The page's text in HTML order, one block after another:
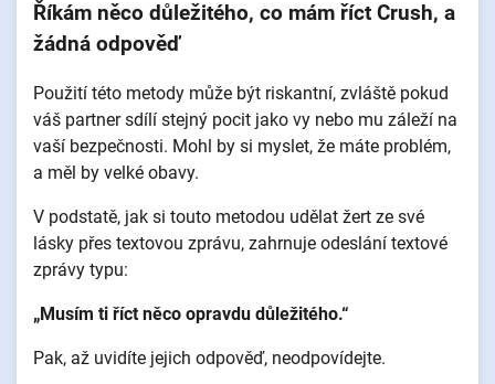
Říkám něco důležitého, co mám říct Crush, a
žádná odpověď
Použití této metody může být riskantní, zvláště pokud
váš partner sdílí stejný pocit jako vy nebo mu záleží na
vaší bezpečnosti. Mohl by si myslet, že máte problém,
a měl by velké obavy.
V podstatě, jak si touto metodou udělat žert ze své
lásky přes textovou zprávu, zahrnuje odeslání textové
zprávy typu:
„Musím ti říct něco opravdu důležitého.“
Pak, až uvidíte jejich odpověď, neodpovídejte.